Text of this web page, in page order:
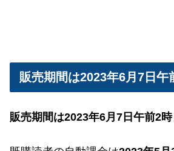
販売期間は2023年6月7日午
販売期間は2023年6月7日午前2時